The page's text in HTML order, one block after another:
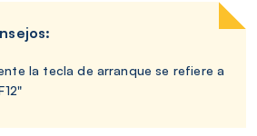
la tecla de arranque se refiere a